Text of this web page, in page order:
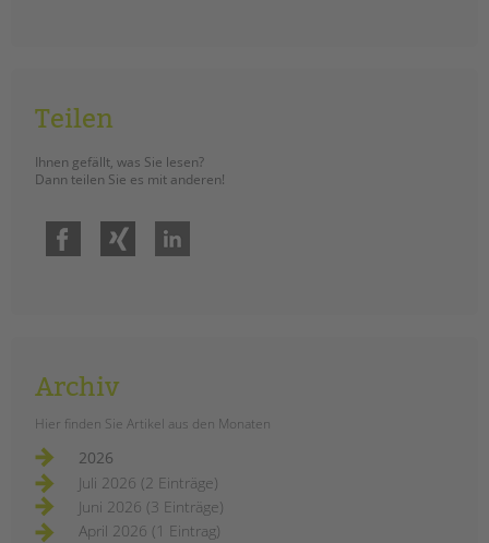
Teilen
Ihnen gefällt, was Sie lesen?
Dann teilen Sie es mit anderen!
Facebook
Archiv
Hier finden Sie Artikel aus den Monaten
2026
Juli 2026 (2 Einträge)
Juni 2026 (3 Einträge)
April 2026 (1 Eintrag)